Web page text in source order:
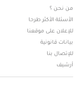
من نحن ؟
الأسئلة الأكثر طرحا
للإعلان على موقعنا
بيانات قانونية
للإتصال بنا
أرشيف